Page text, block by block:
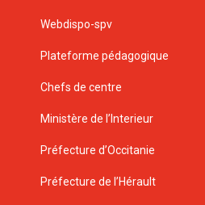
Webdispo-spv
Plateforme pédagogique
Chefs de centre
Ministère de l’Interieur
Préfecture d’Occitanie
Préfecture de l’Hérault